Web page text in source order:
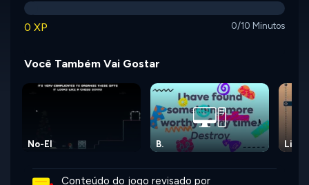
0 XP 0/10 Minutos
Você Também Vai Gostar
B. Life
No-El
Conteúdo do jogo revisado por